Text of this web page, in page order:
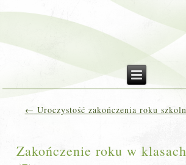
← Uroczystość zakończenia roku
Zakończenie roku w